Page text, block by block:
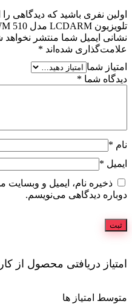
اولین نفری باشید که دیدگاهی
تلویزیون LCDARM مدل TWM 510”
نشانی ایمیل شما منتشر نخواهد
علامت‌گذاری شده‌اند *
امتیاز شما
دیدگاه شما *
نام *
ایمیل *
ذخیره نام، ایمیل و
دوباره دیدگاهی می‌نویسم.
امتیاز دریافتی محصول از
متوسط امتیاز ها